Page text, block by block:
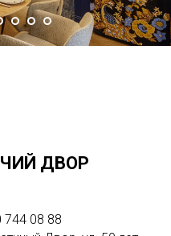
ДВОР
744 08 88